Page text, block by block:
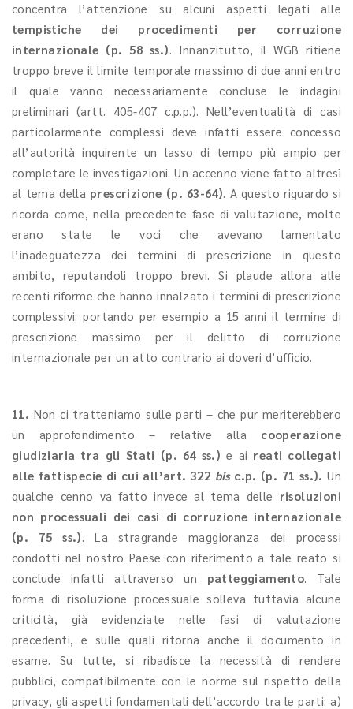
concentra l’attenzione su alcuni aspetti legati alle
tempistiche dei procedimenti per corruzione
internazionale (p. 58 ss.). Innanzitutto, il WGB ritiene
troppo breve il limite temporale massimo di due anni entro
il quale vanno necessariamente concluse le indagini
preliminari (artt. 405-407 c.p.p.). Nell’eventualità di casi
particolarmente complessi deve infatti essere concesso
all’autorità inquirente un lasso di tempo più ampio per
completare le investigazioni. Un accenno viene fatto altresì
al tema della prescrizione (p. 63-64). A questo riguardo si
ricorda come, nella precedente fase di valutazione, molte
erano state le voci che avevano lamentato
l’inadeguatezza dei termini di prescrizione in questo
ambito, reputandoli troppo brevi. Si plaude allora alle
recenti riforme che hanno innalzato i termini di prescrizione
complessivi; portando per esempio a 15 anni il termine di
prescrizione massimo per il delitto di corruzione
internazionale per un atto contrario ai doveri d’ufficio.
11. Non ci tratteniamo sulle parti – che pur meriterebbero
un approfondimento – relative alla cooperazione
giudiziaria tra gli Stati (p. 64 ss.) e ai reati collegati
alle fattispecie di cui all’art. 322 bis c.p. (p. 71 ss.). Un
qualche cenno va fatto invece al tema delle risoluzioni
non processuali dei casi di corruzione internazionale
(p. 75 ss.). La stragrande maggioranza dei processi
condotti nel nostro Paese con riferimento a tale reato si
conclude infatti attraverso un patteggiamento.
Tale
forma di risoluzione processuale solleva tuttavia alcune
criticità, già evidenziate nelle fasi di valutazione
precedenti, e sulle quali ritorna anche il documento in
esame. Su tutte, si ribadisce la necessità di rendere
pubblici, compatibilmente con le norme sul rispetto della
privacy, gli aspetti fondamentali dell’accordo tra le parti: a)